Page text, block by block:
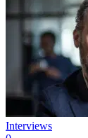
Interviews